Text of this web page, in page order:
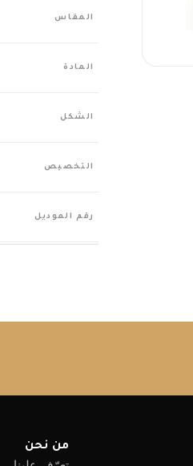
المقاس
المادة
الشكل
التخصيص
رقم الموديل
من نحن